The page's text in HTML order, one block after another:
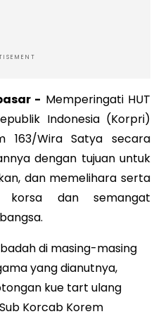
- Memperingati HUT
Indonesia (Korpri)
163/Wira Satya secara
dengan tujuan untuk
dan memelihara serta
korsa dan semangat
di masing-masing
yang dianutnya,
kue tart ulang
Korcab Korem